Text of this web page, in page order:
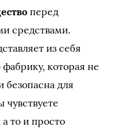
перед
средствами.
из себя
которая не
безопасна для
чувствуете
то и просто